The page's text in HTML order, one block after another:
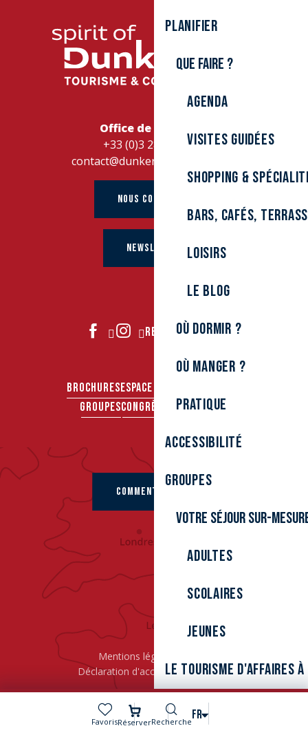
Voir les favoris
FavorisRéserver
Recherche
Recherche FR
Planifier
Que faire ?
Agenda
Visites guidées
Shopping &
Bars, cafés,
Loisirs
Le Blog
Où dormir ?
Où manger ?
Pratique
Accessibilité
Groupes
Votre séjour sur-
Adultes
Scolaires
Jeunes
Le tourisme d'affaires à
Office de Tourisme
+33 (0)3 28 26 27 28
contact@dunkerque-tourisme.fr
NOUS CONTACTER
NEWSLETTER
REJOIGNEZ-NOUS
BROCHURESESPACE PRO
GROUPESCONGRÈS & SÉMINAIRES
Mentions légales
Déclaration d'accessibilité
L’ÉPIC
COMMENT VENIR ?